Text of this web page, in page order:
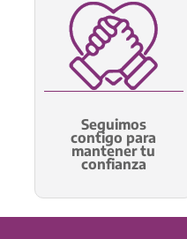
Seguimos
contigo para
mantener tu
confianza